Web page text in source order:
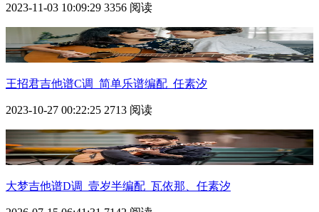
2023-11-03 10:09:29 3356 阅读
王招君吉他谱C调_简单乐谱编配_任素汐
2023-10-27 00:22:25 2713 阅读
大梦吉他谱D调_壹岁半编配_瓦依那、任素汐